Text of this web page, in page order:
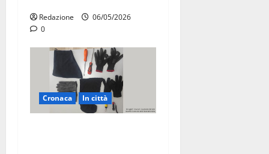
Redazione
06/05/2026
0
Cronaca In città